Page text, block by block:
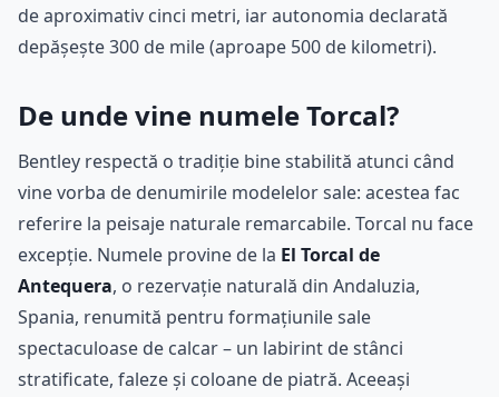
de aproximativ cinci metri, iar autonomia declarată
depășește 300 de mile (aproape 500 de kilometri).
De unde vine numele Torcal?
Bentley respectă o tradiție bine stabilită atunci când
vine vorba de denumirile modelelor sale: acestea fac
referire la peisaje naturale remarcabile. Torcal nu face
excepție. Numele provine de la El Torcal de
Antequera, o rezervație naturală din Andaluzia,
Spania, renumită pentru formațiunile sale
spectaculoase de calcar – un labirint de stânci
stratificate, faleze și coloane de piatră. Aceeași